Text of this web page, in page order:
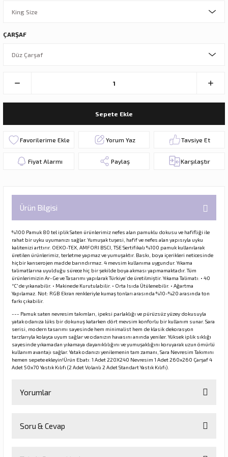
ÇARŞAF
Sepete Ekle
Yorum Yaz Tavsiye Et
Fiyat Alarmı Paylaş Karşılaştır
Ürün Bilgisi
%100 Pamuk 80 tel iplik Saten ürünlerimiz nefes alan pamuklu dokusu ve hafifliği ile
rahat bir uyku uyumanızı sağlar. Yumuşak tuşesi, hafif ve nefes alan yapısıyla uyku
kalitenizi arttırır. OEKO-TEX, AMFORI BSCI, TSE Sertifikalı %100 pamuk kullanılarak
üretilen ürünlerimiz, terletme yapmaz ve yumuşaktır. Baskı, boya içerikleri neticesinde
hiçbir kanserojen madde barındırmaz. 4 mevsim kullanıma uygundur. Yıkama
talimatlarına uyulduğu sürece hiç bir şekilde boya akması yapmamaktadır. Tüm
ürünlerimizin Ar-Ge ve Tasarımı yapılarak Türkiye’de üretilmiştir. Yıkama Talimatı: • 40
°C'de yıkanabilir. • Makinede Kurutulabilir. • Orta Isıda Ütülenebilir. • Ağartma
Yapılamaz. Not: RGB Ekran renkleriyle kumaş tonları arasında %10-%20 arasında ton
farkı çıkabilir.
--- Pamuk saten nevresim takımları, ipeksi parlaklığı ve pürüzsüz yüzey dokusuyla
yatak odanıza lüks bir dokunuş katarken dört mevsim konforlu bir kullanım sunar. Sara
serisi, modern tasarımı sayesinde hem minimalist hem de klasik dekorasyon
tarzlarıyla kolayca uyum sağlar ve odanızın havasını anında yeniler. Yüksek iplik sıklığı
sayesinde yıkamadan yıkamaya dayanıklılığını ve yumuşaklığını koruyarak uzun ömürlü
kullanım avantajı sağlar. Yatak odanızı yenilemenin tam zamanı, Sara Nevresim Takımını
hemen sepete ekleyin!Ürün Ebatı: 1 Adet 220X240 Nevresim 1 Adet 260x260 Çarşaf 4
Adet 50x70 Yastık Kılıfı (2 Adet Volanlı 2 Adet Standart Yastık Kılıfı).
Yorumlar
Soru & Cevap